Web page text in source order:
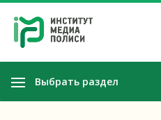
Выбрать раздел